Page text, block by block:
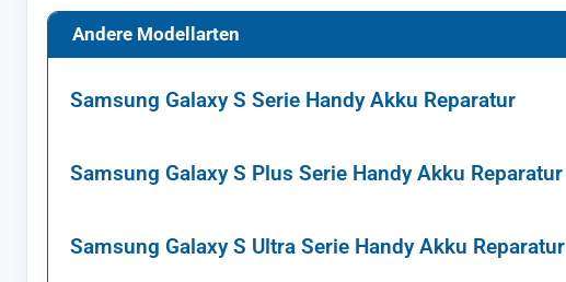
Andere Modellarten
Samsung Galaxy S Serie Handy Akku Reparatur
Samsung Galaxy S Plus Serie Handy Akku Reparatur
Samsung Galaxy S Ultra Serie Handy Akku Reparatur